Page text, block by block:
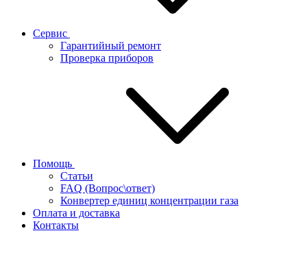
Сервис
Гарантийный ремонт
Проверка приборов
Помощь
Статьи
FAQ (Вопрос\ответ)
Конвертер единиц концентрации газа
Оплата и доставка
Контакты